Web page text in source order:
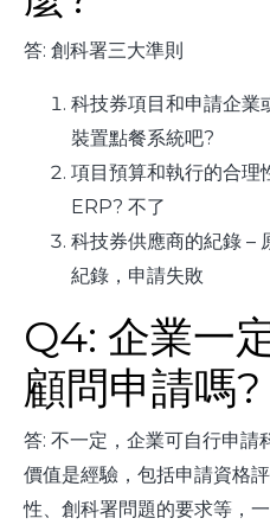
答: 創科署三大準則
科技券項目和申請企業
裝置點餐系統吧?
項目預算和執行的合理
ERP? 不了
科技券供應商的紀錄 –
紀錄，申請失敗
Q4: 企業一
顧問申請嗎?
答: 不一定，企業可自行申請
價值是經驗，包括申請資格
性、創科署問題的要求等，